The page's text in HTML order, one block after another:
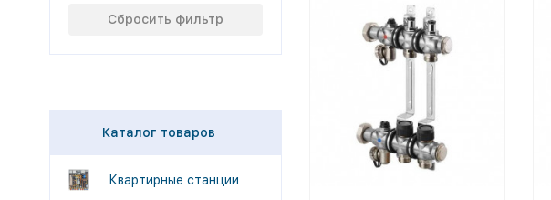
Сбросить фильтр
Каталог товаров
Квартирные станции